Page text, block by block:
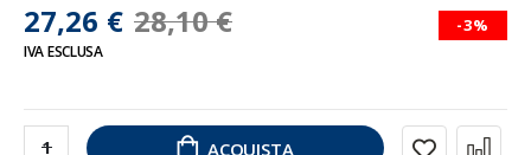
27,26 € 28,10 € -3%
IVA ESCLUSA
ACQUISTA